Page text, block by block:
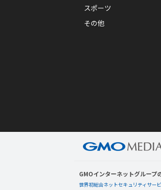
スポーツ
その他
GMOインターネットグループ
世界初総合ネットセキュリティサー